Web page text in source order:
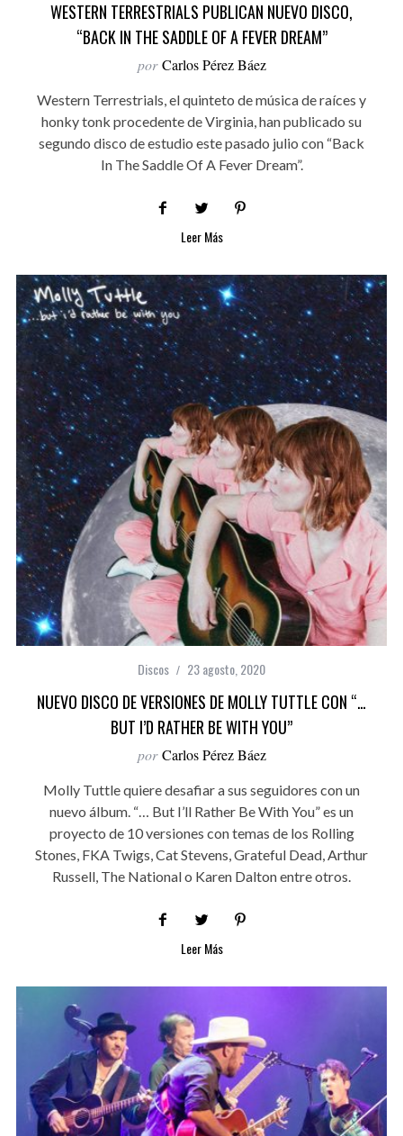
WESTERN TERRESTRIALS PUBLICAN NUEVO DISCO,
“BACK IN THE SADDLE OF A FEVER DREAM”
por Carlos Pérez Báez
Western Terrestrials, el quinteto de música de raíces y
honky tonk procedente de Virginia, han publicado su
segundo disco de estudio este pasado julio con “Back
In The Saddle Of A Fever Dream”.
Leer Más
Discos 23 agosto, 2020
NUEVO DISCO DE VERSIONES DE MOLLY TUTTLE CON “…
BUT I’D RATHER BE WITH YOU”
por Carlos Pérez Báez
Molly Tuttle quiere desafiar a sus seguidores con un
nuevo álbum. “… But I’ll Rather Be With You” es un
proyecto de 10 versiones con temas de los Rolling
Stones, FKA Twigs, Cat Stevens, Grateful Dead, Arthur
Russell, The National o Karen Dalton entre otros.
Leer Más